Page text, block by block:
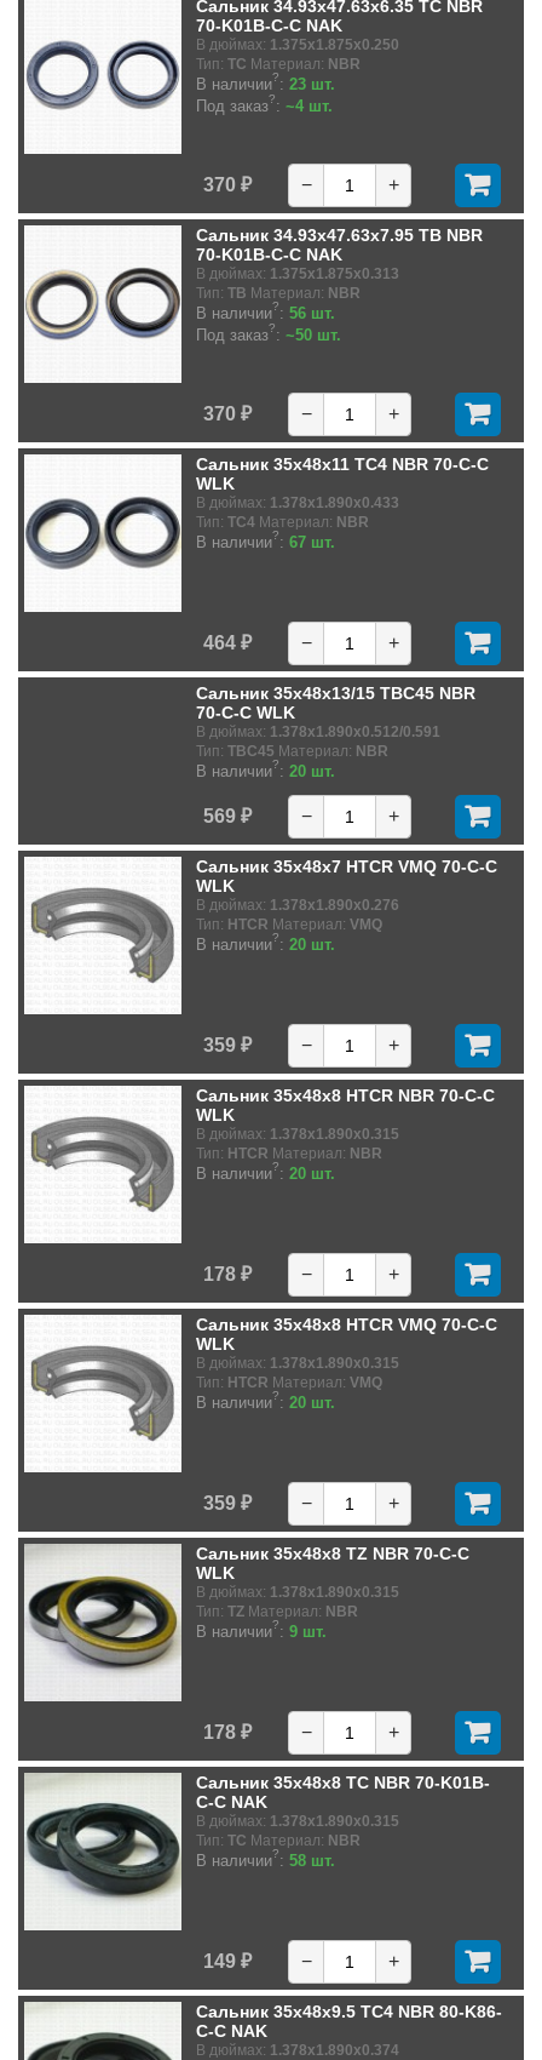
Сальник 34.93x47.63x6.35 TC NBR
70-K01B-C-C NAK
В дюймах: 1.375x1.875x0.250
Тип: TC Материал: NBR
В наличии?: 23 шт.
Под заказ?: ~4 шт.
370 ₽ − +
Сальник 34.93x47.63x7.95 TB NBR
70-K01B-C-C NAK
В дюймах: 1.375x1.875x0.313
Тип: TB Материал: NBR
В наличии?: 56 шт.
Под заказ?: ~50 шт.
370 ₽ − +
Сальник 35x48x11 TC4 NBR 70-C-C
WLK
В дюймах: 1.378x1.890x0.433
Тип: TC4 Материал: NBR
В наличии?: 67 шт.
464 ₽ − +
Сальник 35x48x13/15 TBC45 NBR
70-C-C WLK
В дюймах: 1.378x1.890x0.512/0.591
Тип: TBC45 Материал: NBR
В наличии?: 20 шт.
569 ₽ − +
Сальник 35x48x7 HTCR VMQ 70-C-C
WLK
В дюймах: 1.378x1.890x0.276
Тип: HTCR Материал: VMQ
В наличии?: 20 шт.
359 ₽ − +
Сальник 35x48x8 HTCR NBR 70-C-C
WLK
В дюймах: 1.378x1.890x0.315
Тип: HTCR Материал: NBR
В наличии?: 20 шт.
178 ₽ − +
Сальник 35x48x8 HTCR VMQ 70-C-C
WLK
В дюймах: 1.378x1.890x0.315
Тип: HTCR Материал: VMQ
В наличии?: 20 шт.
359 ₽ − +
Сальник 35x48x8 TZ NBR 70-C-C
WLK
В дюймах: 1.378x1.890x0.315
Тип: TZ Материал: NBR
В наличии?: 9 шт.
178 ₽ − +
Сальник 35x48x8 TC NBR 70-K01B-
C-C NAK
В дюймах: 1.378x1.890x0.315
Тип: TC Материал: NBR
В наличии?: 58 шт.
149 ₽ − +
Сальник 35x48x9.5 TC4 NBR 80-K86-
C-C NAK
В дюймах: 1.378x1.890x0.374